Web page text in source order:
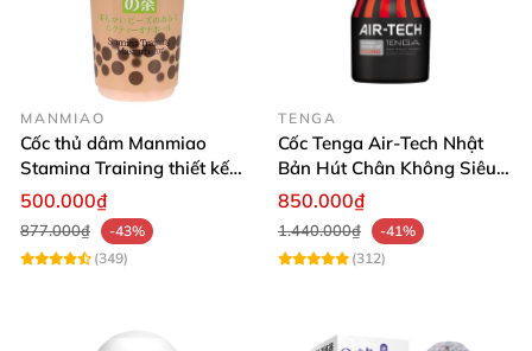
MANMIAO
Cốc thủ dâm Manmiao
Stamina Training thiết kế
nguỵ trang ly trà sữa có hạt
trân châu
500.000₫
877.000₫
-43%
(349)
TENGA
Cốc Tenga Air-Tech Nhật
Bản Hút Chân Không Siêu
Thật Mua Ngay
850.000₫
1.440.000₫
-41%
(312)